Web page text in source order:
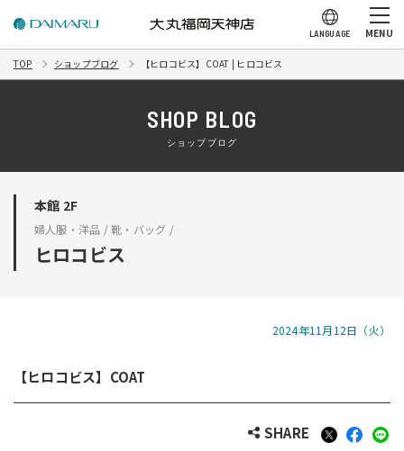
LANGUAGE MENU
TOP ショップブログ 【ヒロコビス】COAT | ヒロコビス
SHOP BLOG
ショップブログ
本館 2F
婦人服・洋品 / 靴・バッグ /
ヒロコビス
2024年11月12日（火）
【ヒロコビス】COAT
SHARE